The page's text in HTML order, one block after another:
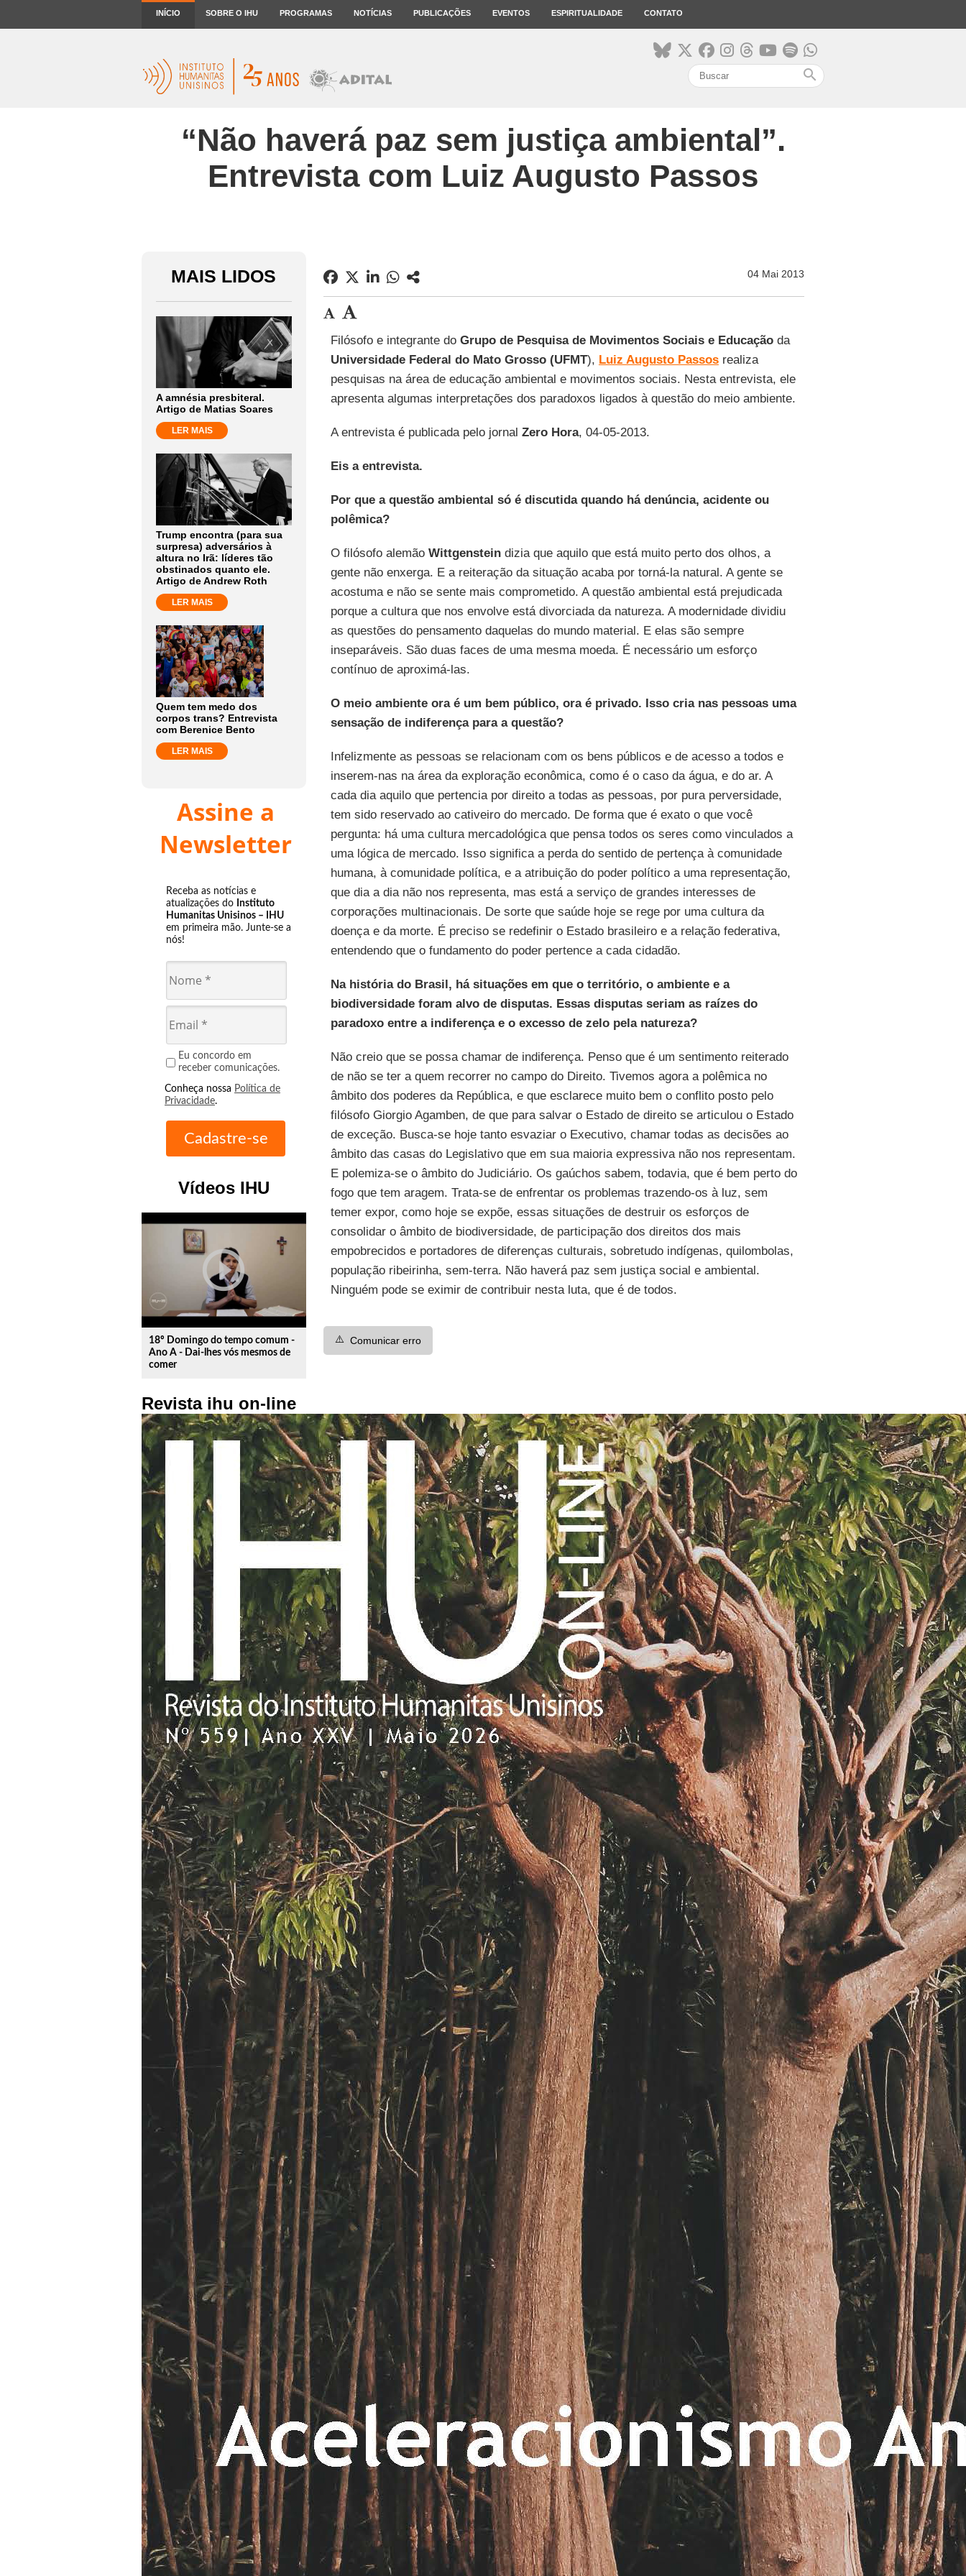
INÍCIO SOBRE O IHU PROGRAMAS NOTÍCIAS PUBLICAÇÕES EVENTOS ESPIRITUALIDADE CONTATO
search
“Não haverá paz sem justiça ambiental”.
Entrevista com Luiz Augusto Passos
MAIS LIDOS
A amnésia presbiteral.
Artigo de Matias Soares
LER MAIS
Trump encontra (para sua
surpresa) adversários à
altura no Irã: líderes tão
obstinados quanto ele.
Artigo de Andrew Roth
LER MAIS
Quem tem medo dos
corpos trans? Entrevista
com Berenice Bento
LER MAIS
Assine a
Newsletter
Receba as notícias e
atualizações do Instituto
Humanitas Unisinos – IHU
em primeira mão. Junte-se a
nós!
Eu concordo em
receber comunicações.
Conheça nossa Política de
Privacidade.
Vídeos IHU
play_circle_outline
18º Domingo do tempo comum -
Ano A - Dai-lhes vós mesmos de
comer
Revista ihu on-line
04 Mai 2013
Filósofo e integrante do Grupo de Pesquisa de Movimentos Sociais e Educaçãoda
Universidade Federal do Mato Grosso (UFMT), Luiz Augusto Passosrealiza
pesquisas na área de educação ambiental e movimentos sociais. Nesta entrevista, ele
apresenta algumas interpretações dos paradoxos ligados à questão do meio ambiente.
A entrevista é publicada pelo jornal Zero Hora, 04-05-2013.
Eis a entrevista.
Por que a questão ambiental só é discutida quando há denúncia, acidente ou
polêmica?
O filósofo alemão Wittgensteindizia que aquilo que está muito perto dos olhos, a
gente não enxerga. E a reiteração da situação acaba por torná-la natural. A gente se
acostuma e não se sente mais comprometido. A questão ambiental está prejudicada
porque a cultura que nos envolve está divorciada da natureza. A modernidade dividiu
as questões do pensamento daquelas do mundo material. E elas são sempre
inseparáveis. São duas faces de uma mesma moeda. É necessário um esforço
contínuo de aproximá-las.
O meio ambiente ora é um bem público, ora é privado. Isso cria nas pessoas uma
sensação de indiferença para a questão?
Infelizmente as pessoas se relacionam com os bens públicos e de acesso a todos e
inserem-nas na área da exploração econômica, como é o caso da água, e do ar. A
cada dia aquilo que pertencia por direito a todas as pessoas, por pura perversidade,
tem sido reservado ao cativeiro do mercado. De forma que é exato o que você
pergunta: há uma cultura mercadológica que pensa todos os seres como vinculados a
uma lógica de mercado. Isso significa a perda do sentido de pertença à comunidade
humana, à comunidade política, e a atribuição do poder político a uma representação,
que dia a dia não nos representa, mas está a serviço de grandes interesses de
corporações multinacionais. De sorte que saúde hoje se rege por uma cultura da
doença e da morte. É preciso se redefinir o Estado brasileiro e a relação federativa,
entendendo que o fundamento do poder pertence a cada cidadão.
Na história do Brasil, há situações em que o território, o ambiente e a
biodiversidade foram alvo de disputas. Essas disputas seriam as raízes do
paradoxo entre a indiferença e o excesso de zelo pela natureza?
Não creio que se possa chamar de indiferença. Penso que é um sentimento reiterado
de não se ter a quem recorrer no campo do Direito. Tivemos agora a polêmica no
âmbito dos poderes da República, e que esclarece muito bem o conflito posto pelo
filósofo Giorgio Agamben, de que para salvar o Estado de direito se articulou o Estado
de exceção. Busca-se hoje tanto esvaziar o Executivo, chamar todas as decisões ao
âmbito das casas do Legislativo que em sua maioria expressiva não nos representam.
E polemiza-se o âmbito do Judiciário. Os gaúchos sabem, todavia, que é bem perto do
fogo que tem aragem. Trata-se de enfrentar os problemas trazendo-os à luz, sem
temer expor, como hoje se expõe, essas situações de destruir os esforços de
consolidar o âmbito de biodiversidade, de participação dos direitos dos mais
empobrecidos e portadores de diferenças culturais, sobretudo indígenas, quilombolas,
população ribeirinha, sem-terra. Não haverá paz sem justiça social e ambiental.
Ninguém pode se eximir de contribuir nesta luta, que é de todos.
⚠️ Comunicar erro